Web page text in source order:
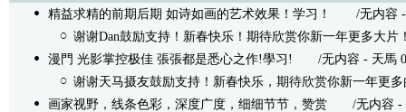
精益求精的前期后期 如诗如画的艺术效果！学习！
/无内容 -
谢谢Dan鼓励支持！新春快乐！期待欣赏你新一年更多大片
漫門 光影掌控极佳 張張都是悉心之作!學习!
/无内容 - 天馬
谢谢天马摄友鼓励支持！新春快乐，期待欣赏你新一年更
画家视野，线条色彩，深度广度，细细节节，赞赏 /无内容 -